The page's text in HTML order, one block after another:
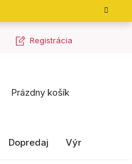
Registrácia
Nákupný
Prázdny košík
Dopredaj Výrobky II.